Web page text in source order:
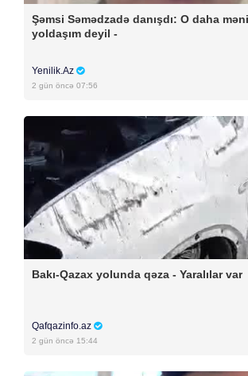
Şəmsi Səmədzadə danışdı: O daha
yoldaşım deyil -
Yenilik.Az
2 gün öncə 07:56
Bakı-Qazax yolunda qəza - Yaralılar var
Qafqazinfo.az
2 gün öncə 15:44